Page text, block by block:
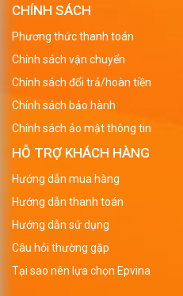
CHÍNH SÁCH
Phương thức thanh toán
Chính sách vận chuyển
Chính sách đổi trả/hoàn tiền
Chính sách bảo hành
Chính sách ảo mật thông tin
HỖ TRỢ KHÁCH HÀNG
Hướng dẫn mua hàng
Hướng dẫn thanh toán
Hướng dẫn sử dụng
Câu hỏi thường gặp
Tại sao nên lựa chọn Epvina